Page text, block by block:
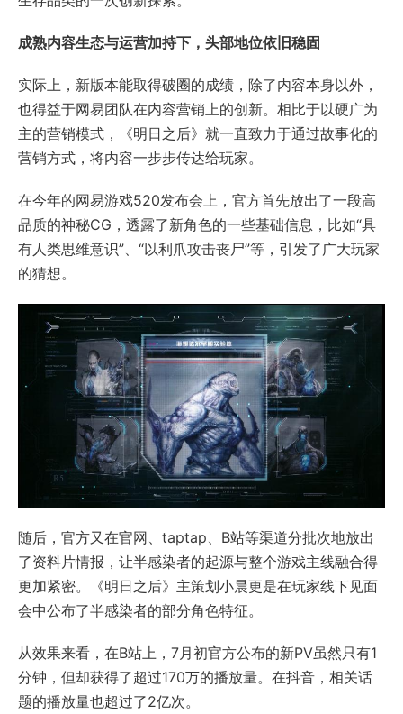
成熟内容生态与运营加持下，头部地位依旧稳固
实际上，新版本能取得破圈的成绩，除了内容本身以外，
也得益于网易团队在内容营销上的创新。相比于以硬广为
主的营销模式，《明日之后》就一直致力于通过故事化的
营销方式，将内容一步步传达给玩家。
在今年的网易游戏520发布会上，官方首先放出了一段高
品质的神秘CG，透露了新角色的一些基础信息，比如“具
有人类思维意识”、“以利爪攻击丧尸”等，引发了广大玩家
的猜想。
随后，官方又在官网、taptap、B站等渠道分批次地放出
了资料片情报，让半感染者的起源与整个游戏主线融合得
更加紧密。《明日之后》主策划小晨更是在玩家线下见面
会中公布了半感染者的部分角色特征。
从效果来看，在B站上，7月初官方公布的新PV虽然只有1
分钟，但却获得了超过170万的播放量。在抖音，相关话
题的播放量也超过了2亿次。